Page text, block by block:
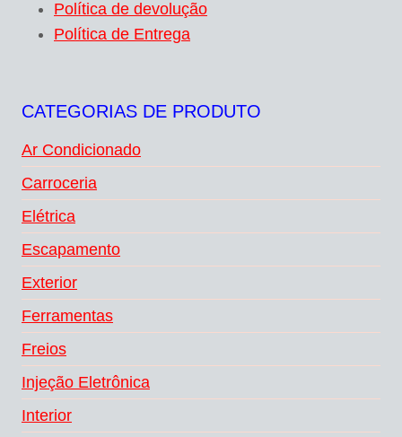
Política de devolução
Política de Entrega
CATEGORIAS DE PRODUTO
Ar Condicionado
Carroceria
Elétrica
Escapamento
Exterior
Ferramentas
Freios
Injeção Eletrônica
Interior